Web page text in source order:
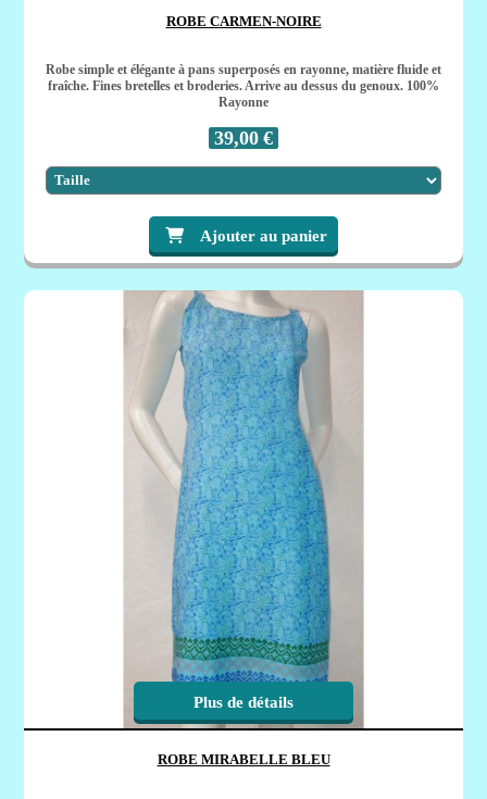
ROBE CARMEN-NOIRE
Robe simple et élégante à pans superposés en rayonne, matière fluide et
fraîche. Fines bretelles et broderies. Arrive au dessus du genoux. 100%
Rayonne
39,00 €
Ajouter au panier
Plus de détails
ROBE MIRABELLE BLEU